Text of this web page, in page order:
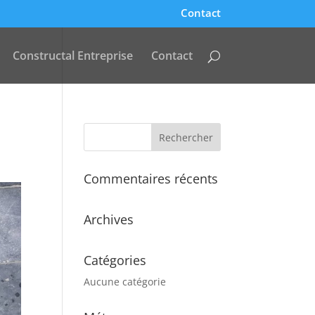
Contact
Constructal Entreprise Contact
Commentaires récents
Archives
Catégories
Aucune catégorie